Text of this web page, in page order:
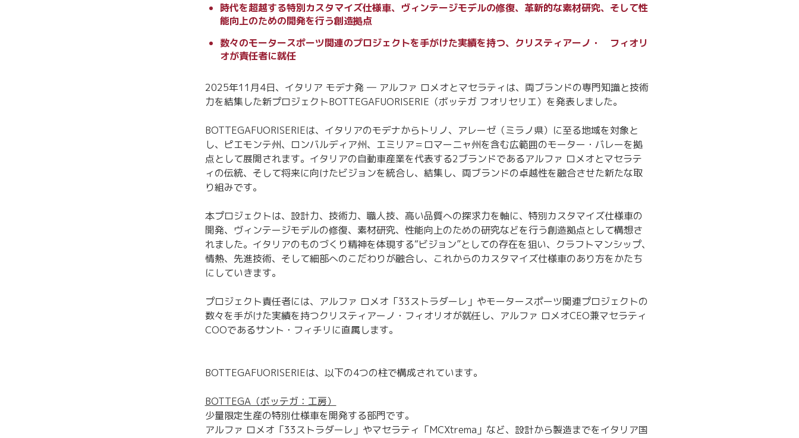
時代を超越する特別カスタマイズ仕様車、ヴィンテージモデルの修復、革新的な素材研究、そして性
能向上のための開発を行う創造拠点
数々のモータースポーツ関連のプロジェクトを手がけた実績を持つ、クリスティアーノ・ フィオリ
オが責任者に就任
2025年11月4日、イタリア モデナ発 ― アルファ ロメオとマセラティは、両ブランドの専門知識と技術
力を結集した新プロジェクトBOTTEGAFUORISERIE（ボッテガ フオリセリエ）を発表しました。
BOTTEGAFUORISERIEは、イタリアのモデナからトリノ、アレーゼ（ミラノ県）に至る地域を対象と
し、ピエモンテ州、ロンバルディア州、エミリア＝ロマーニャ州を含む広範囲のモーター・バレーを拠
点として展開されます。イタリアの自動車産業を代表する2ブランドであるアルファ ロメオとマセラテ
ィの伝統、そして将来に向けたビジョンを統合し、結集し、両ブランドの卓越性を融合させた新たな取
り組みです。
本プロジェクトは、設計力、技術力、職人技、高い品質への探求力を軸に、特別カスタマイズ仕様車の
開発、ヴィンテージモデルの修復、素材研究、性能向上のための研究などを行う創造拠点として構想さ
れました。イタリアのものづくり精神を体現する“ビジョン”としての存在を狙い、クラフトマンシップ、
情熱、先進技術、そして細部へのこだわりが融合し、これからのカスタマイズ仕様車のあり方をかたち
にしていきます。
プロジェクト責任者には、アルファ ロメオ「33ストラダーレ」やモータースポーツ関連プロジェクトの
数々を手がけた実績を持つクリスティアーノ・フィオリオが就任し、アルファ ロメオCEO兼マセラティ
COOであるサント・フィチリに直属します。
BOTTEGAFUORISERIEは、以下の4つの柱で構成されています。
BOTTEGA（ボッテガ：工房）
少量限定生産の特別仕様車を開発する部門です。
アルファ ロメオ「33ストラダーレ」やマセラティ「MCXtrema」など、設計から製造までをイタリア国